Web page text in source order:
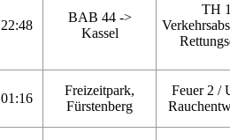
22:48
BAB 44 ->
Kassel
TH
01:16
Freizeitpark,
Fürstenberg
Feuer 2 /